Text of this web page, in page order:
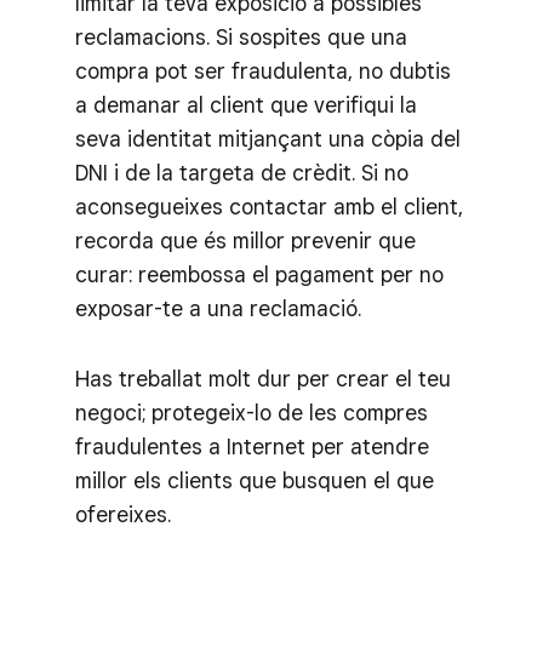
reclamacions. Si sospites que una
compra pot ser fraudulenta, no dubtis
a demanar al client que verifiqui la
seva identitat mitjançant una còpia del
DNI i de la targeta de crèdit. Si no
aconsegueixes contactar amb el client,
recorda que és millor prevenir que
curar: reembossa el pagament per no
exposar-te a una reclamació.
Has treballat molt dur per crear el teu
negoci; protegeix-lo de les compres
fraudulentes a Internet per atendre
millor els clients que busquen el que
ofereixes.